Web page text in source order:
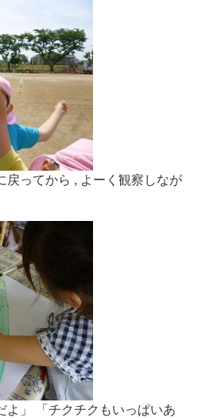
戻ってから , よーく観察しなが
よ」 「チクチクもいっぱいあ